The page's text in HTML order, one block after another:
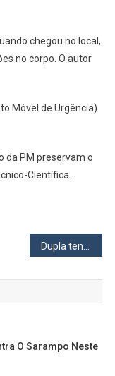
De
Osasco
chegou no local,
no corpo. O autor
Móvel de Urgência)
da PM preservam o
Científica.
O Sarampo Neste